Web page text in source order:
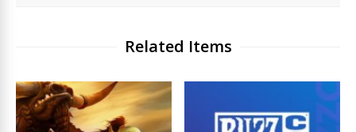
Related Items